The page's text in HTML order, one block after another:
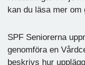
kan du läsa mer om
SPF Seniorerna
genomföra en
beskrivs hur